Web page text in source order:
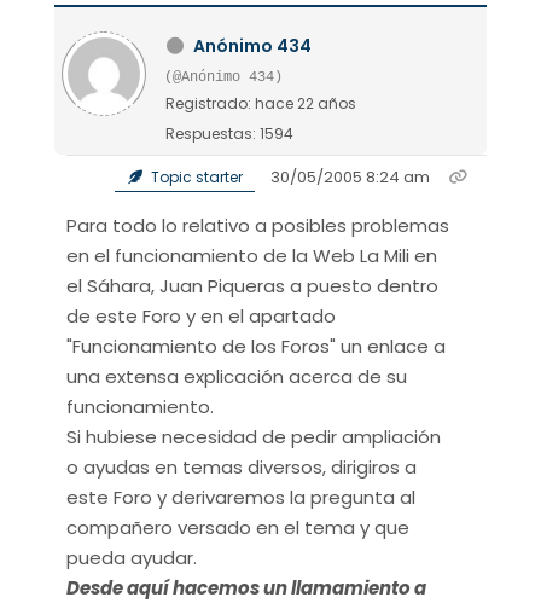
Anónimo 434
(@Anónimo 434)
Registrado: hace 22 años
Respuestas: 1594
Topic starter 30/05/2005 8:24 am
Para todo lo relativo a posibles problemas
en el funcionamiento de la Web La Mili en
el Sáhara, Juan Piqueras a puesto dentro
de este Foro y en el apartado
"Funcionamiento de los Foros" un enlace a
una extensa explicación acerca de su
funcionamiento.
Si hubiese necesidad de pedir ampliación
o ayudas en temas diversos, dirigiros a
este Foro y derivaremos la pregunta al
compañero versado en el tema y que
pueda ayudar.
Desde aquí hacemos un llamamiento a